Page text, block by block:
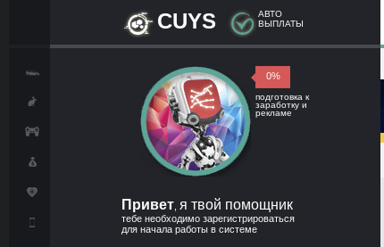
CUYS
АВТО
ВЫПЛАТЫ
0%
подготовка к
заработку и
рекламе
Привет я твой помощник
тебе необходимо зарегистрироваться
для начала работы в системе